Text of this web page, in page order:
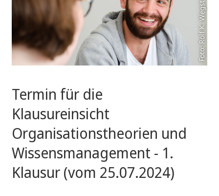
Foto: Rolf K. Wegst
Termin für die
Klausureinsicht
Organisationstheorien und
Wissensmanagement - 1.
Klausur (vom 25.07.2024)